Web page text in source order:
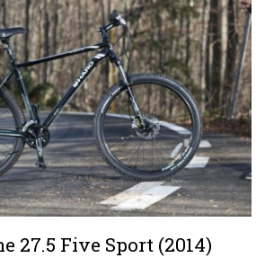
27.5 Five Sport (2014)